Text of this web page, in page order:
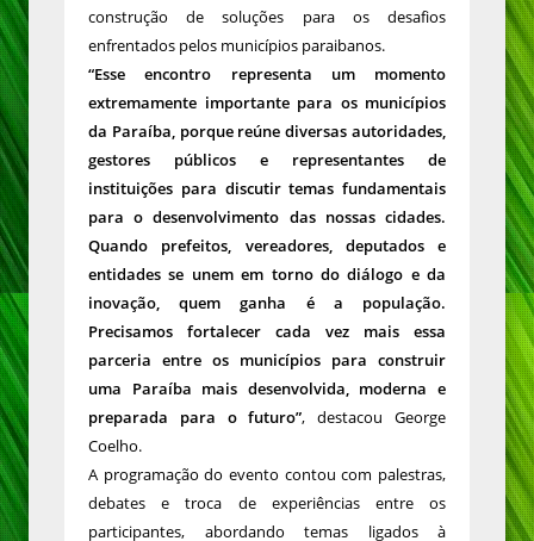
construção de soluções para os desafios
enfrentados pelos municípios paraibanos.
“Esse encontro representa um momento
extremamente importante para os municípios
da Paraíba, porque reúne diversas autoridades,
gestores públicos e representantes de
instituições para discutir temas fundamentais
para o desenvolvimento das nossas cidades.
Quando prefeitos, vereadores, deputados e
entidades se unem em torno do diálogo e da
inovação, quem ganha é a população.
Precisamos fortalecer cada vez mais essa
parceria entre os municípios para construir
uma Paraíba mais desenvolvida, moderna e
preparada para o futuro”, destacou George
Coelho.
A programação do evento contou com palestras,
debates e troca de experiências entre os
participantes, abordando temas ligados à